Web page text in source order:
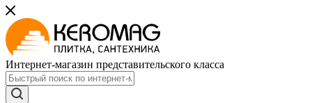
Интернет-магазин представительского класса